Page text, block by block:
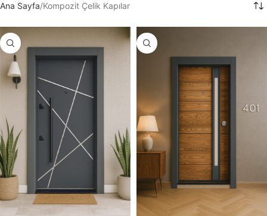
Ana Sayfa Kompozit Çelik Kapılar